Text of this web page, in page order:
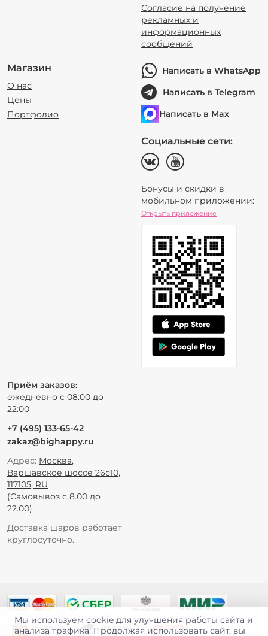
Согласие на получение
рекламных и
информационных
сообщений
Магазин
О нас
Цены
Портфолио
Написать в WhatsApp
Написать в Telegram
Написать в Max
Социальные сети:
Бонусы и скидки в
мобильном приложении:
Открыть приложение
Приём заказов:
ежедневно с 08:00 до
22:00
+7 (495) 133-65-42
zakaz@bighappy.ru
Адрес: Москва,
Варшавское шоссе 26с10,
117105, RU
(Самовывоз с 8.00 до
22.00)
Доставка шаров работает
круглосуточно.
Мы используем cookie для улучшения работы сайта и
анализа трафика. Продолжая использовать сайт, вы